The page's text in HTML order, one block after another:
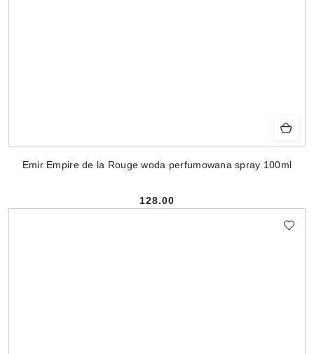
Emir Empire de la Rouge woda perfumowana spray 100ml
Cena:
128.00